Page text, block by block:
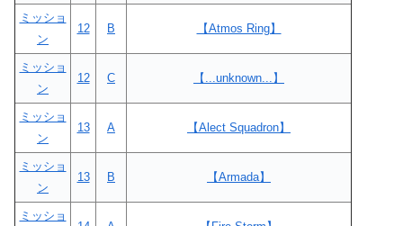
ミッショ
ン
12 B 【Atmos Ring】
ミッショ
ン
12 C 【...unknown...】
ミッショ
ン
13 A 【Alect Squadron】
ミッショ
ン
13 B 【Armada】
ミッショ